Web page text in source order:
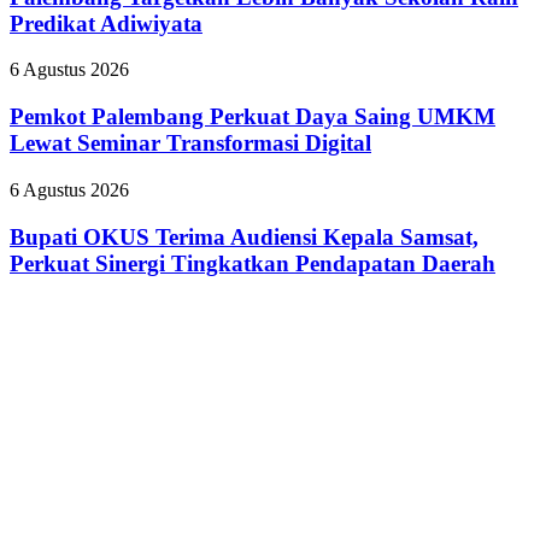
Safety
Campaign
Nyinyiri
BPJS
Banyak
Sekolah
Predikat
Predikat Adiwiyata
Pemkot
Perkuat
Daya
Saing
Lewat
Transformasi
Digital
6 Agustus 2026
Pemkot Palembang Perkuat Daya Saing UMKM
Lewat Seminar Transformasi Digital
Bupati
Terima
Audiensi
Kepala
6 Agustus 2026
Bupati OKUS Terima Audiensi Kepala Samsat,
Perkuat Sinergi Tingkatkan Pendapatan Daerah